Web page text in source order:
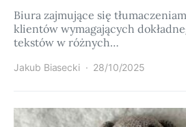
Biura zajmujące się
klientów wymagających
tekstów w różnych…
Jakub Biasecki 28/10/2025